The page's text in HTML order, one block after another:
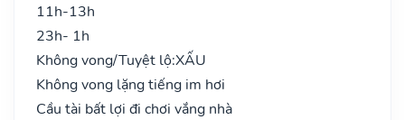
11h-13h
23h- 1h
Không vong/Tuyệt lộ:XẤU
Không vong lặng tiếng im hơi
Cầu tài bất lợi đi chơi vắng nhà